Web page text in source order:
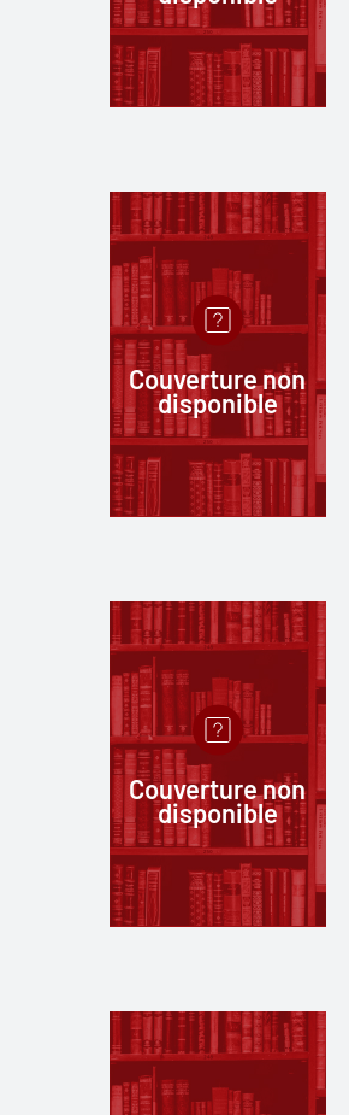
Couverture non
disponible
Couverture non
disponible